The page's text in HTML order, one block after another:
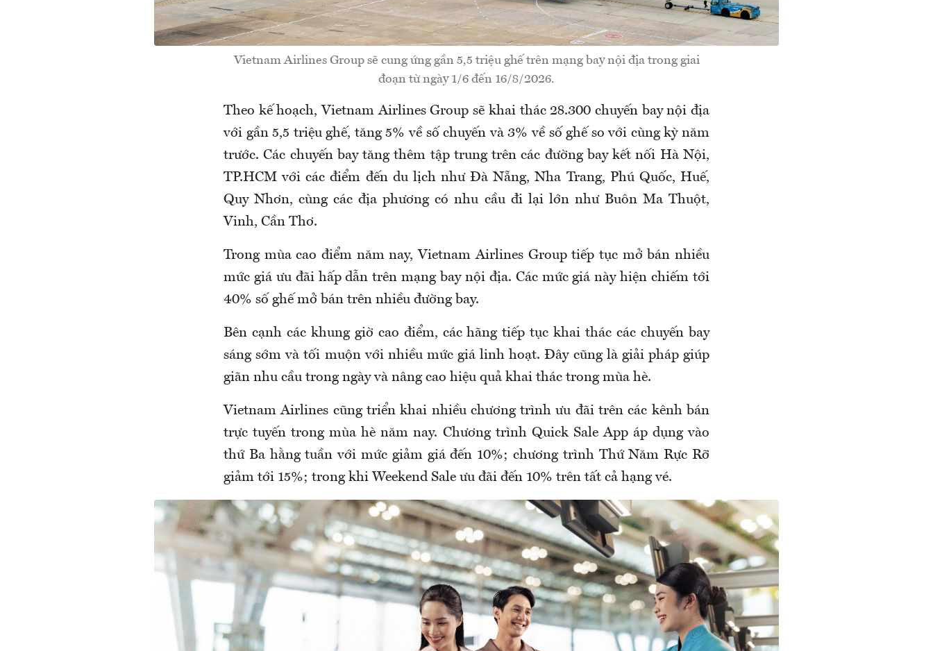
Vietnam Airlines Group sẽ cung ứng gần 5,5 triệu ghế trên mạng bay nội địa trong giai
đoạn từ ngày 1/6 đến 16/8/2026.
Theo kế hoạch, Vietnam Airlines Group sẽ khai thác 28.300 chuyến bay nội địa
với gần 5,5 triệu ghế, tăng 5% về số chuyến và 3% về số ghế so với cùng kỳ năm
trước. Các chuyến bay tăng thêm tập trung trên các đường bay kết nối Hà Nội,
TP.HCM với các điểm đến du lịch như Đà Nẵng, Nha Trang, Phú Quốc, Huế,
Quy Nhơn, cùng các địa phương có nhu cầu đi lại lớn như Buôn Ma Thuột,
Vinh, Cần Thơ.
Trong mùa cao điểm năm nay, Vietnam Airlines Group tiếp tục mở bán nhiều
mức giá ưu đãi hấp dẫn trên mạng bay nội địa. Các mức giá này hiện chiếm tới
40% số ghế mở bán trên nhiều đường bay.
Bên cạnh các khung giờ cao điểm, các hãng tiếp tục khai thác các chuyến bay
sáng sớm và tối muộn với nhiều mức giá linh hoạt. Đây cũng là giải pháp giúp
giãn nhu cầu trong ngày và nâng cao hiệu quả khai thác trong mùa hè.
Vietnam Airlines cũng triển khai nhiều chương trình ưu đãi trên các kênh bán
trực tuyến trong mùa hè năm nay. Chương trình Quick Sale App áp dụng vào
thứ Ba hằng tuần với mức giảm giá đến 10%; chương trình Thứ Năm Rực Rỡ
giảm tới 15%; trong khi Weekend Sale ưu đãi đến 10% trên tất cả hạng vé.